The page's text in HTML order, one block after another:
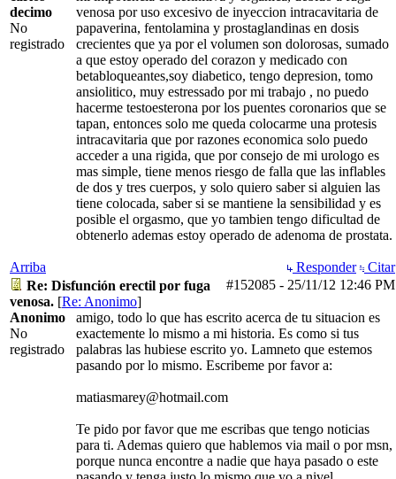
decimo
No
registrado
venosa por uso excesivo de inyeccion intracavitaria de
papaverina, fentolamina y prostaglandinas en dosis
crecientes que ya por el volumen son dolorosas, sumado
a que estoy operado del corazon y medicado con
betabloqueantes,soy diabetico, tengo depresion, tomo
ansiolitico, muy estressado por mi trabajo , no puedo
hacerme testoesterona por los puentes coronarios que se
tapan, entonces solo me queda colocarme una protesis
intracavitaria que por razones economica solo puedo
acceder a una rigida, que por consejo de mi urologo es
mas simple, tiene menos riesgo de falla que las inflables
de dos y tres cuerpos, y solo quiero saber si alguien las
tiene colocada, saber si se mantiene la sensibilidad y es
posible el orgasmo, que yo tambien tengo dificultad de
obtenerlo ademas estoy operado de adenoma de prostata.
Arriba Responder
Citar
#152085 - 25/11/12 12:46 PM
Re: Disfunción erectil por fuga
venosa. [Re: Anonimo]
Anonimo
No
registrado
amigo, todo lo que has escrito acerca de tu situacion es
exactemente lo mismo a mi historia. Es como si tus
palabras las hubiese escrito yo. Lamneto que estemos
pasando por lo mismo. Escribeme por favor a:
matiasmarey@hotmail.com
Te pido por favor que me escribas que tengo noticias
para ti. Ademas quiero que hablemos via mail o por msn,
porque nunca encontre a nadie que haya pasado o este